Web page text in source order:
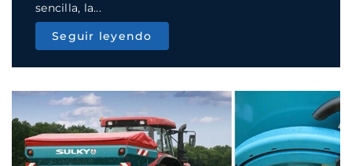
sencilla, la...
Seguir leyendo